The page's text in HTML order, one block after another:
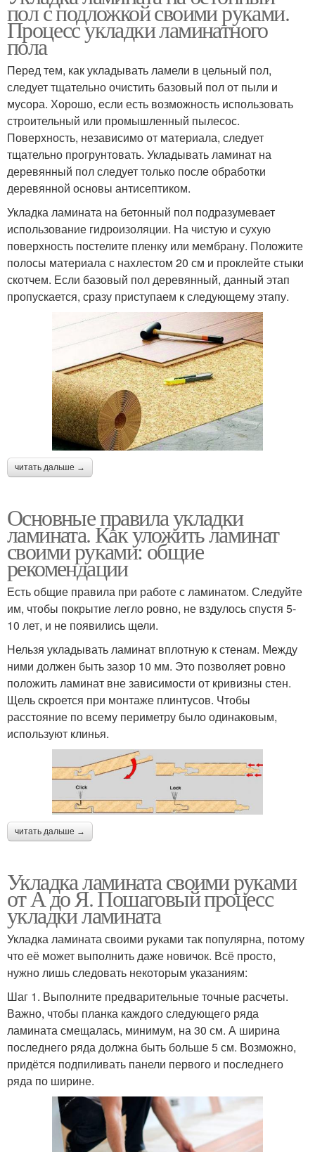
пол с подложкой своими руками.
Процесс укладки ламинатного
пола
Перед тем, как укладывать ламели в цельный пол,
следует тщательно очистить базовый пол от пыли и
мусора. Хорошо, если есть возможность использовать
строительный или промышленный пылесос.
Поверхность, независимо от материала, следует
тщательно прогрунтовать. Укладывать ламинат на
деревянный пол следует только после обработки
деревянной основы антисептиком.
Укладка ламината на бетонный пол подразумевает
использование гидроизоляции. На чистую и сухую
поверхность постелите пленку или мембрану. Положите
полосы материала с нахлестом 20 см и проклейте стыки
скотчем. Если базовый пол деревянный, данный этап
пропускается, сразу приступаем к следующему этапу.
читать дальше →
Основные правила укладки
ламината. Как уложить ламинат
своими руками: общие
рекомендации
Есть общие правила при работе с ламинатом. Следуйте
им, чтобы покрытие легло ровно, не вздулось спустя 5-
10 лет, и не появились щели.
Нельзя укладывать ламинат вплотную к стенам. Между
ними должен быть зазор 10 мм. Это позволяет ровно
положить ламинат вне зависимости от кривизны стен.
Щель скроется при монтаже плинтусов. Чтобы
расстояние по всему периметру было одинаковым,
используют клинья.
читать дальше →
Укладка ламината своими руками
от А до Я. Пошаговый процесс
укладки ламината
Укладка ламината своими руками так популярна, потому
что её может выполнить даже новичок. Всё просто,
нужно лишь следовать некоторым указаниям:
Шаг 1. Выполните предварительные точные расчеты.
Важно, чтобы планка каждого следующего ряда
ламината смещалась, минимум, на 30 см. А ширина
последнего ряда должна быть больше 5 см. Возможно,
придётся подпиливать панели первого и последнего
ряда по ширине.